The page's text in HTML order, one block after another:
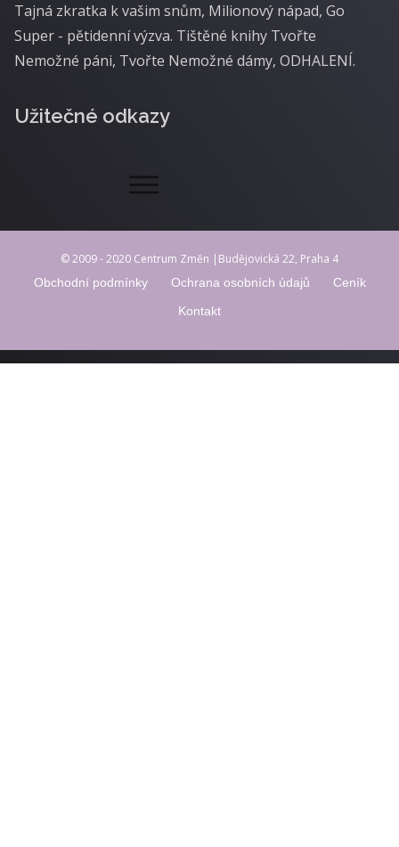
Tajná zkratka k vašim snům, Milionový nápad, Go
Super - pětidenní výzva. Tištěné knihy Tvořte
Nemožné páni, Tvořte Nemožné dámy, ODHALENÍ.
Užitečné odkazy
© 2009 - 2020 Centrum Změn |Budějovická 22, Praha 4
Obchodní podmínky Ochrana osobních údajů
Ceník
Kontakt